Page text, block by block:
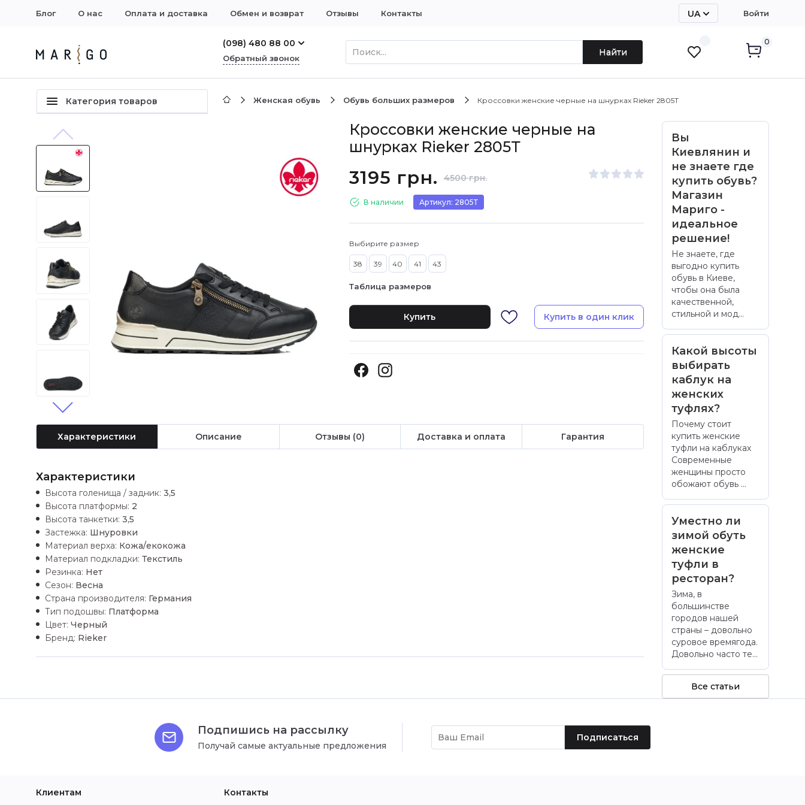
Блог О нас Оплата и доставка Обмен и возврат Отзывы Контакты UA Войти
(098) 480 88 00
Обратный звонок
Найти
0
Категория товаров Женская обувь Обувь больших размеров Кроссовки женские черные на шнурках Rieker 2805Т
Кроссовки женские черные на
шнурках Rieker 2805Т
3195 грн. 4500 грн.
В наличии Артикул: 2805Т
Выбирите размер
38 39 40 41 43
Таблица размеров
Купить Купить в один клик
Характеристики Описание Отзывы (0) Доставка и оплата Гарантия
Характеристики
Высота голенища / задник: 3,5
Высота платформы: 2
Высота танкетки: 3,5
Застежка: Шнуровки
Материал верха: Кожа/екокожа
Материал подкладки: Текстиль
Резинка: Нет
Сезон: Весна
Страна производителя: Германия
Тип подошвы: Платформа
Цвет: Черный
Бренд: Rieker
Вы
Киевлянин и
не знаете где
купить обувь?
Магазин
Мариго -
идеальное
решение!
Не знаете, где
выгодно купить
обувь в Киеве,
чтобы она была
качественной,
стильной и мод...
Какой высоты
выбирать
каблук на
женских
туфлях?
Почему стоит
купить женские
туфли на каблуках
Современные
женщины просто
обожают обувь ...
Уместно ли
зимой обуть
женские
туфли в
ресторан?
Зима, в
большинстве
городов нашей
страны – довольно
суровое времягода.
Довольно часто те...
Все статьи
Подпишись на рассылку
Получай самые актуальные предложения
Подписаться
Клиентам Контакты